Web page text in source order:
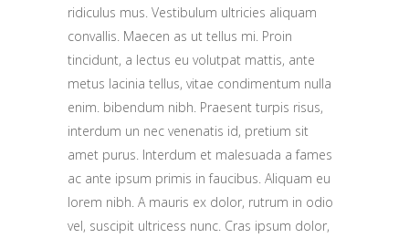
ridiculus mus. Vestibulum ultricies aliquam
convallis. Maecen as ut tellus mi. Proin
tincidunt, a lectus eu volutpat mattis, ante
metus lacinia tellus, vitae condimentum nulla
enim. bibendum nibh. Praesent turpis risus,
interdum un nec venenatis id, pretium sit
amet purus. Interdum et malesuada a fames
ac ante ipsum primis in faucibus. Aliquam eu
lorem nibh. A mauris ex dolor, rutrum in odio
vel, suscipit ultricess nunc. Cras ipsum dolor,